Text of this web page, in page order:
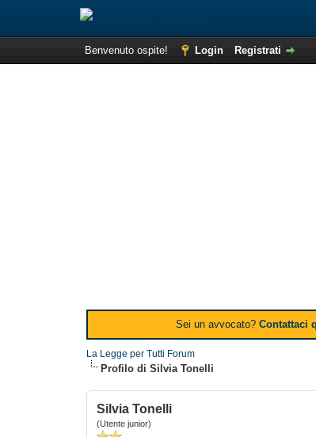
Benvenuto ospite! Login Registrati
Sei un avvocato? Contattaci
La Legge per Tutti Forum
Profilo di Silvia Tonelli
Silvia Tonelli
(Utente junior)